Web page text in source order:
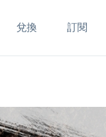
兌換 訂閱